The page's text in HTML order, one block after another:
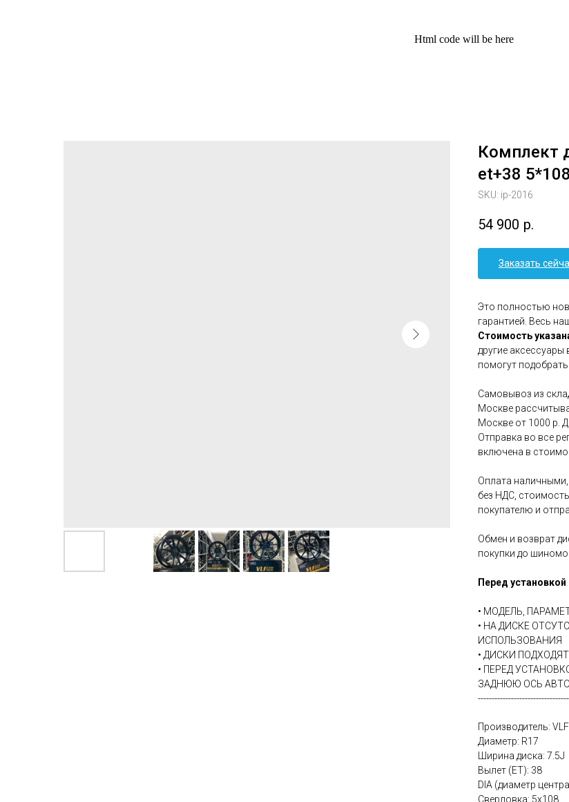
Html code will be here
Комплект
et+38
SKU: ip-2016
54 900 р.
Заказать
Это полностью
гарантией. Весь
Стоимость
другие
помогут
Самовывоз из
Москве
Москве от 1000 р.
Отправка во все
включена в
Оплата наличными,
без НДС,
покупателю и
Обмен и возврат
покупки до
Перед
• МОДЕЛЬ,
• НА ДИСКЕ
ИСПОЛЬЗОВАНИЯ
• ДИСКИ
• ПЕРЕД
ЗАДНЮЮ ОСЬ
Производитель:
Диаметр: R17
Ширина диска: 7.5J
Вылет (ET): 38
DIA (диаметр
Сверловка: 5х108